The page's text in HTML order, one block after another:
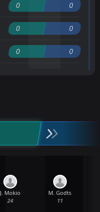
0 0
0 0
0 0
J. Mokio
24
M. Godts
11